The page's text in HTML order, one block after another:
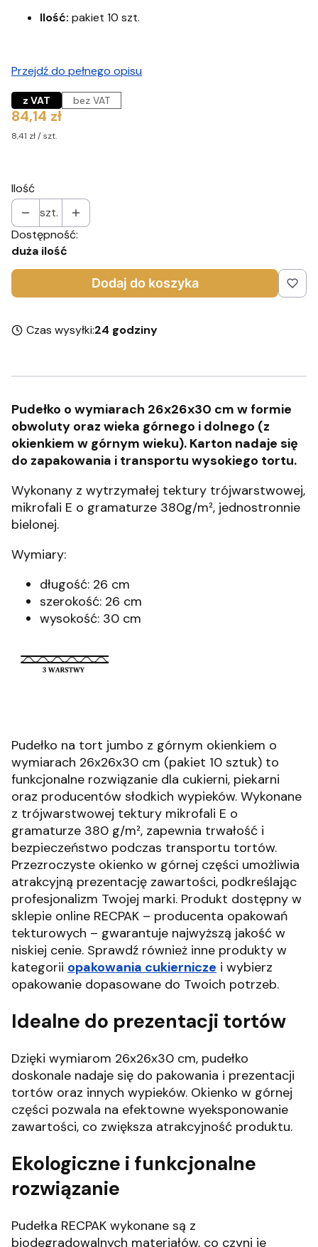
Ilość: pakiet 10 szt.
Przejdź do pełnego opisu
z VAT bez VAT
Cena
84,14 zł
8,41 zł / szt.
Ilość
szt.
Dostępność:
duża ilość
Dodaj do koszyka
Czas wysyłki:24 godziny
Pudełko o wymiarach 26x26x30 cm w formie
obwoluty oraz wieka górnego i dolnego (z
okienkiem w górnym wieku). Karton nadaje się
do zapakowania i transportu wysokiego tortu.
Wykonany z wytrzymałej tektury trójwarstwowej,
mikrofali E o gramaturze 380g/m², jednostronnie
bielonej.
Wymiary:
długość: 26 cm
szerokość: 26 cm
wysokość: 30 cm
Pudełko na tort jumbo z górnym okienkiem o
wymiarach 26x26x30 cm (pakiet 10 sztuk) to
funkcjonalne rozwiązanie dla cukierni, piekarni
oraz producentów słodkich wypieków. Wykonane
z trójwarstwowej tektury mikrofali E o
gramaturze 380 g/m², zapewnia trwałość i
bezpieczeństwo podczas transportu tortów.
Przezroczyste okienko w górnej części umożliwia
atrakcyjną prezentację zawartości, podkreślając
profesjonalizm Twojej marki. Produkt dostępny w
sklepie online RECPAK – producenta opakowań
tekturowych – gwarantuje najwyższą jakość w
niskiej cenie. Sprawdź również inne produkty w
kategorii opakowania cukiernicze i wybierz
opakowanie dopasowane do Twoich potrzeb.
Idealne do prezentacji tortów
Dzięki wymiarom 26x26x30 cm, pudełko
doskonale nadaje się do pakowania i prezentacji
tortów oraz innych wypieków. Okienko w górnej
części pozwala na efektowne wyeksponowanie
zawartości, co zwiększa atrakcyjność produktu.
Ekologiczne i funkcjonalne
rozwiązanie
Pudełka RECPAK wykonane są z
biodegradowalnych materiałów, co czyni je